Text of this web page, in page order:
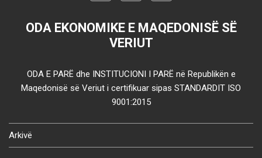
ODA EKONOMIKE E MAQEDONISË SË
VERIUT
ODA E PARË dhe INSTITUCIONI I PARË në Republikën e
Maqedonisë së Veriut i certifikuar sipas STANDARDIT ISO
9001:2015
Arkivë